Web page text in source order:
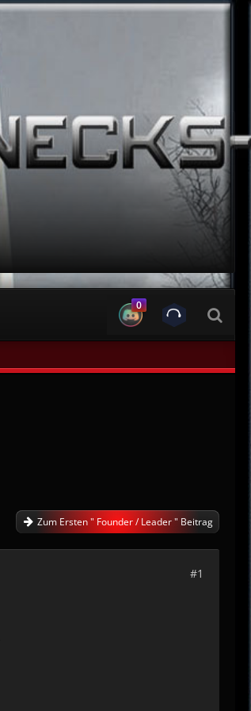
0
Zum Ersten " Founder / Leader " Beitrag
#1